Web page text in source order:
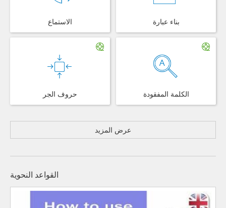
الاستماع بناء عبارة
حروف الجر الكلمة المفقودة
عرض المزيد
القواعد النحوية